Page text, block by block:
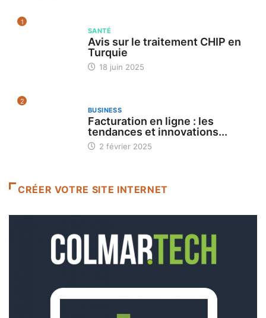
1
SANTÉ
Avis sur le traitement CHIP en
Turquie
18 juin 2025
2
BUSINESS
Facturation en ligne : les
tendances et innovations...
2 février 2025
CRÉER VOTRE SITE INTERNET